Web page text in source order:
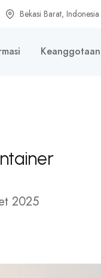
Bekasi Barat, Indonesia
Keanggotaan
2025